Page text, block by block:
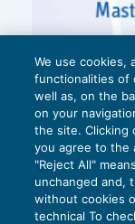
We use cookies,
functionalities of
well as, on the
on your
the site. Clicking
you agree to the
"Reject All"
unchanged and,
without cookies
technical To